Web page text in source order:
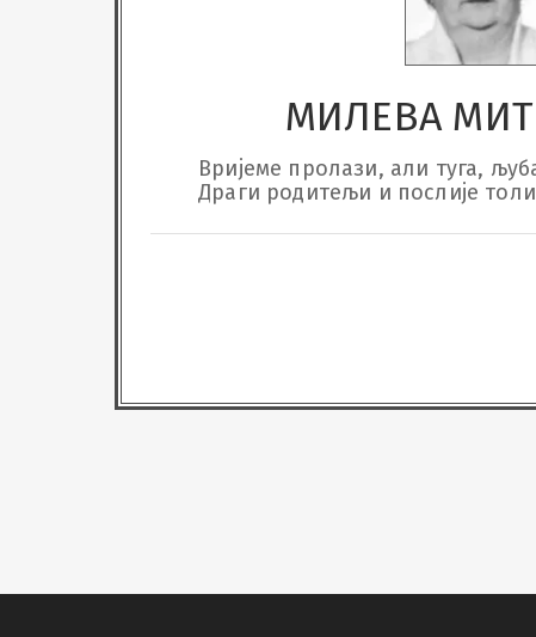
МИЛЕВА
Вријеме пролази, али туга,
Драги родитељи и послије